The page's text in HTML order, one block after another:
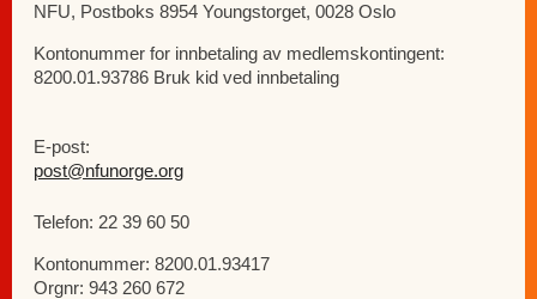
NFU, Postboks 8954 Youngstorget, 0028 Oslo
Kontonummer for innbetaling av medlemskontingent:
8200.01.93786 Bruk kid ved innbetaling
E-post:
post@nfunorge.org
Telefon: 22 39 60 50
Kontonummer: 8200.01.93417
Orgnr: 943 260 672